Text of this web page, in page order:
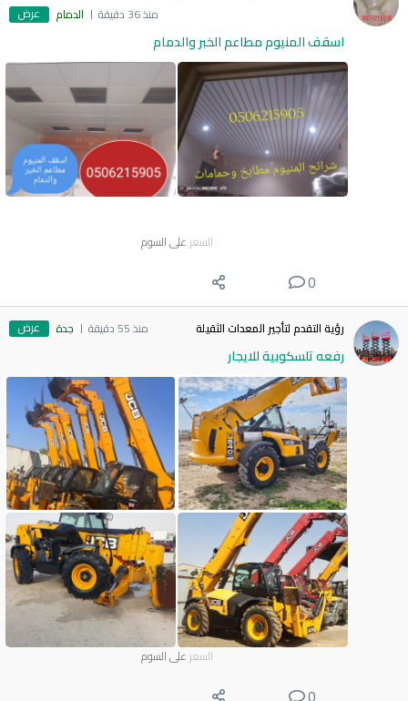
منذ 36 دقيقة
الدمام عرض
اسقف المنيوم مطاعم الخبر والدمام
السعر على السوم
0
رؤية التقدم لتأجير المعدات الثقيلة منذ 55 دقيقة جدة عرض
رفعه تلسكوبية للايجار
السعر على السوم